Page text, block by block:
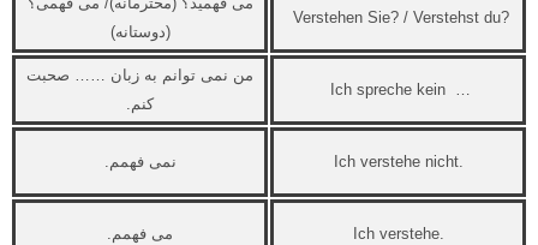
Verstehen Sie? / Verstehst du?
(دوستانه)
Ich spreche kein …
من نمی توانم به زبان …… صحبت
کنم.
Ich verstehe nicht. نمی فهمم.
Ich verstehe. می فهمم.